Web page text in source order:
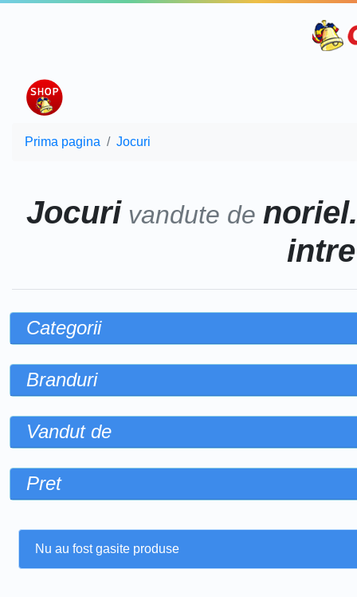
Prima pagina Jocuri
Jocurivandute de
Categorii
Branduri
Vandut de
Pret
Nu au fost gasite produse